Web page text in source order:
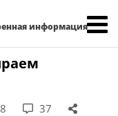
информация
37